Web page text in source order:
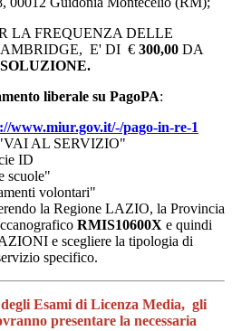
LA FREQUENZA DELLE
E' DI € 300,00 DA
liberale su PagoPA:
www.miur.gov.it/-/pago-in-re-1
"VAI AL SERVIZIO"
ID
scuole"
volontari"
la Regione LAZIO, la Provincia
RMIS10600X e quindi
e scegliere la tipologia di
specifico.
Esami di Licenza Media, gli
presentare la necessaria